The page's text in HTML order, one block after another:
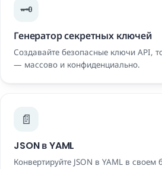
🗝️
Генератор секретных ключей
Создавайте безопасные ключи API,
— массово и конфиденциально.
📄
JSON в YAML
Конвертируйте JSON в YAML в